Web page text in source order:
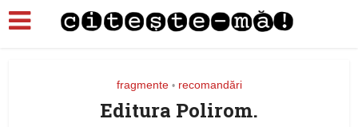
fragmente • recomandări
Editura Polirom.